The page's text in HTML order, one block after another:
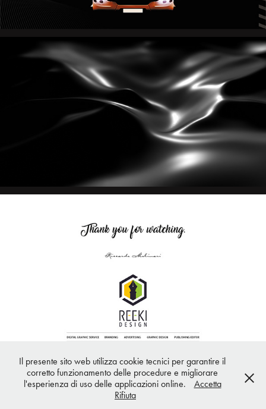
Powered byAdobe Portfolio
Il presente sito web utilizza cookie tecnici per garantire il
corretto funzionamento delle procedure e migliorare
l'esperienza di uso delle applicazioni online.
Accetta
Rifiuta